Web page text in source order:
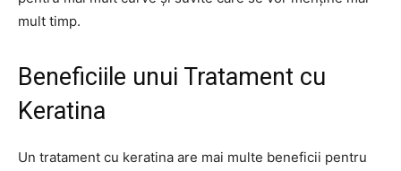
mult timp.
Beneficiile unui Tratament cu
Keratina
Un tratament cu keratina are mai multe beneficii pentru